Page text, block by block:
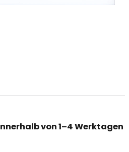
von 1–4 Werktagen